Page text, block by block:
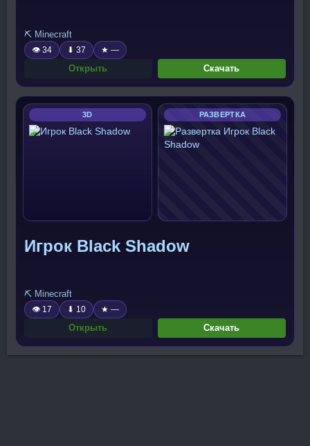
⛏️ Minecraft
👁 34 ⬇ 37 ★ —
Открыть Скачать
3D РАЗВЕРТКА
Игрок Black Shadow
⛏️ Minecraft
👁 17 ⬇ 10 ★ —
Открыть Скачать